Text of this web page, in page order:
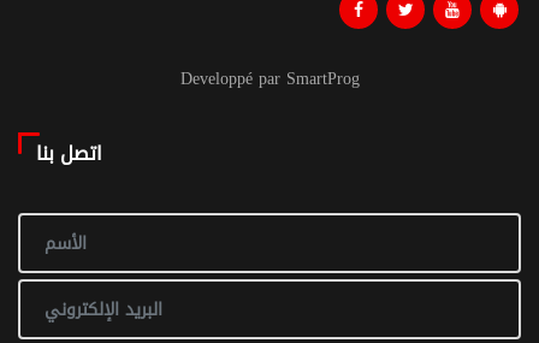
Developpé par SmartProg
اتصل بنا